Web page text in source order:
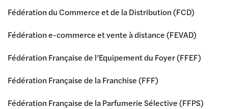
Fédération du Commerce et de la Distribution (FCD)
Fédération e-commerce et vente à distance (FEVAD)
Fédération Française de l’Equipement du Foyer (FFEF)
Fédération Française de la Franchise (FFF)
Fédération Française de la Parfumerie Sélective (FFPS)